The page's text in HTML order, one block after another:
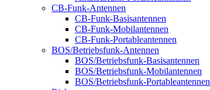
CB-Funk-Antennen
CB-Funk-Basisantennen
CB-Funk-Mobilantennen
CB-Funk-Portableantennen
BOS/Betriebsfunk-Antennen
BOS/Betriebsfunk-Basisantennen
BOS/Betriebsfunk-Mobilantennen
BOS/Betriebsfunk-Portableantennen